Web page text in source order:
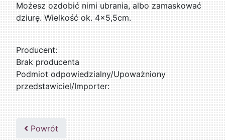
Możesz ozdobić nimi ubrania, albo zamaskować
dziurę. Wielkość ok. 4x5,5cm.
Producent:
Brak producenta
Podmiot odpowiedzialny/Upoważniony
przedstawiciel/Importer:
Powrót